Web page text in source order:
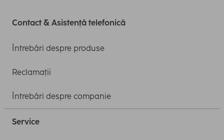
Contact & Asistență telefonică
Întrebări despre produse
Reclamații
Întrebări despre companie
Service